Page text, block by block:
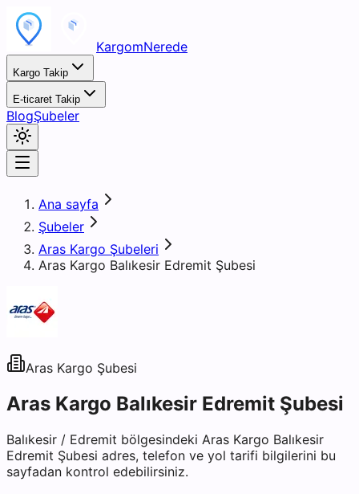
KargomNerede
Kargo Takip
E-ticaret Takip
BlogŞubeler
Ana sayfa
Şubeler
Aras Kargo Şubeleri
Aras Kargo Balıkesir Edremit Şubesi
Aras Kargo Şubesi
Aras Kargo Balıkesir Edremit Şubesi
Balıkesir / Edremit bölgesindeki Aras Kargo Balıkesir
Edremit Şubesi adres, telefon ve yol tarifi bilgilerini bu
sayfadan kontrol edebilirsiniz.